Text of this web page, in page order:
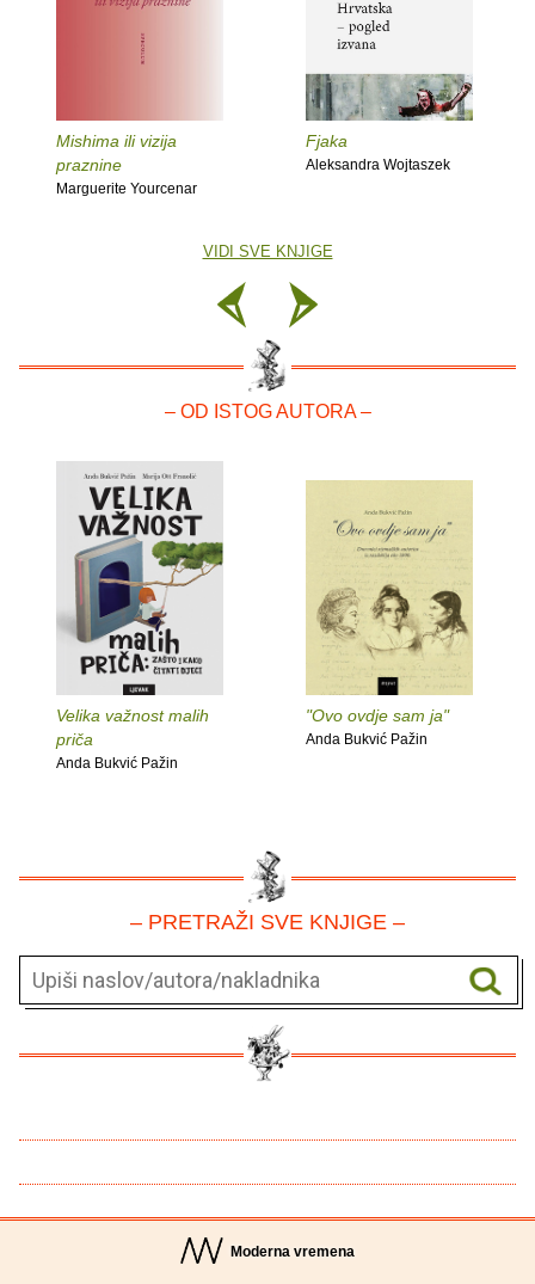
Mishima ili vizija
praznine
Marguerite Yourcenar
Fjaka
Aleksandra Wojtaszek
VIDI SVE KNJIGE
– OD ISTOG AUTORA –
Velika važnost malih
priča
Anda Bukvić Pažin
"Ovo ovdje sam ja"
Anda Bukvić Pažin
– PRETRAŽI SVE KNJIGE –
Moderna vremena